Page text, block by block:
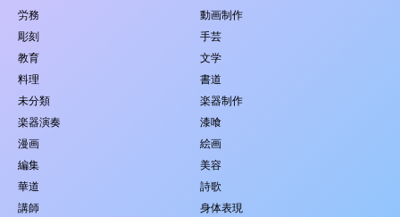
労務
動画制作
彫刻
手芸
教育
文学
料理
書道
未分類
楽器制作
楽器演奏
漆喰
漫画
絵画
編集
美容
華道
詩歌
講師
身体表現